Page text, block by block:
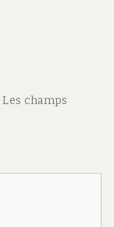
Les champs